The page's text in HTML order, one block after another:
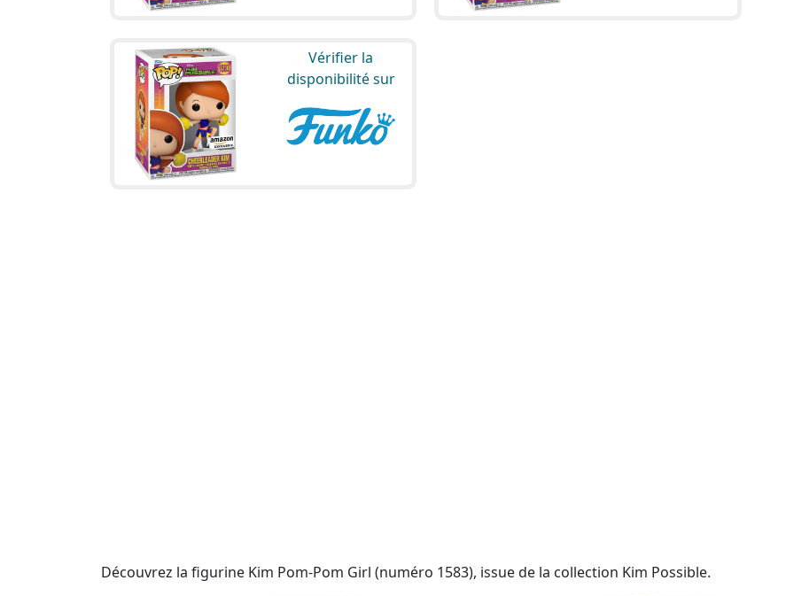
Vérifier la
disponibilité sur
Découvrez la figurine Kim Pom-Pom Girl (numéro 1583), issue de la collection Kim Possible.